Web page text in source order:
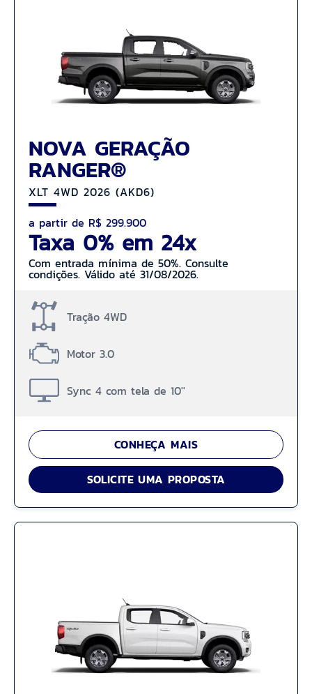
NOVA GERAÇÃO
RANGER®
XLT 4WD 2026 (AKD6)
a partir de R$ 299.900
Taxa 0% em 24x
Com entrada mínima de 50%. Consulte
condições. Válido até 31/08/2026.
Tração 4WD
Motor 3.0
Sync 4 com tela de 10''
CONHEÇA MAIS
SOLICITE UMA PROPOSTA